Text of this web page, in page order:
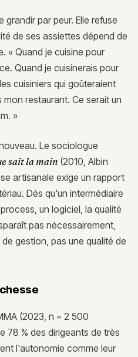
grandir par peur. Elle refuse
de ses assiettes dépend de
« Quand je cuisine pour
Quand je cuisinerais pour
cuisiniers qui goûteraient
restaurant. Ce serait un
»
Le sociologue
sait la main (2010, Albin
artisanale exige un rapport
Dès qu'un intermédiaire
un logiciel, la qualité
pas nécessairement,
gestion, pas une qualité de
(2023, n = 2 500
78 % des dirigeants de très
l'autonomie comme leur